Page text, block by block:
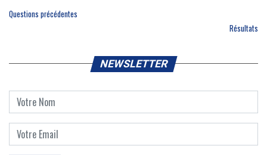
Questions précédentes
Résultats
NEWSLETTER